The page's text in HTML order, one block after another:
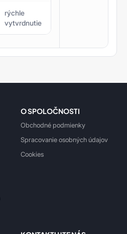
rýchle
vytvrdnutie
O SPOLOČNOSTI
Obchodné podmienky
Spracovanie osobných údajov
Cookies